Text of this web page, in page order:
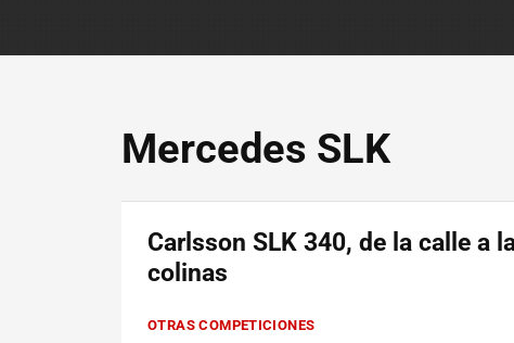
Mercedes SLK
Carlsson SLK 340, de la calle a
colinas
OTRAS COMPETICIONES